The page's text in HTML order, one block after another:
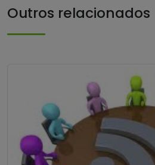
Outros relacionados